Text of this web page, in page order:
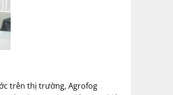
trên thị trường, Agrofog